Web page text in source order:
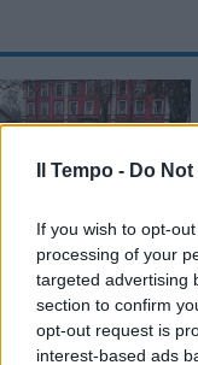
Il Tempo - Do
If you wish to opt-
processing of your
targeted advertising
section to confirm
opt-out request is
interest-based ads
Quanto a
sollievo per la